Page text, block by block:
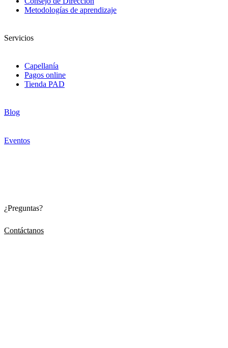
Metodologías de aprendizaje
Servicios
Capellanía
Pagos online
Tienda PAD
Blog
Eventos
¿Preguntas?
Contáctanos